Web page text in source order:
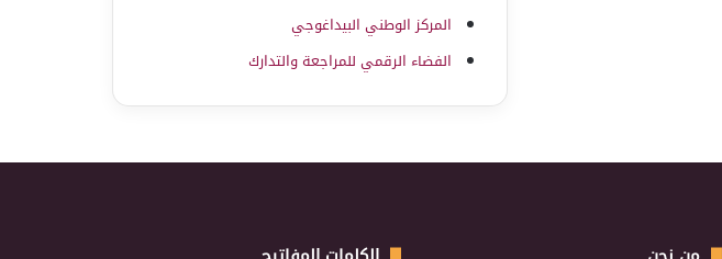
المركز الوطني البيداغوجي
الفضاء الرقمي للمراجعة والتدارك